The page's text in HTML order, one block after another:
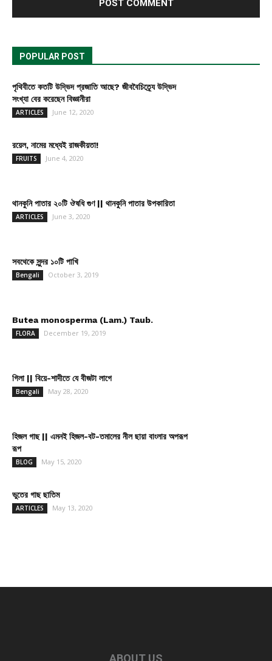
POPULAR POST
পৃথিবীতে কতটি উদ্ভিদ প্রজাতি আছে? জীববৈচিত্র্যে উদ্ভিদ
সংখ্যা বের করেছেন বিজ্ঞানীরা
ARTICLES June 12, 2020
রয়েল, নামের মধ্যেই রাজকীয়তা!
FRUITS June 4, 2020
থানকুনি পাতার ২০টি ঔষধি গুণ || থানকুনি পাতার উপকারিতা
ARTICLES June 3, 2020
সবথেকে সুন্দর ১০টি পাখি
Bengali October 3, 2019
Butea monosperma (Lam.) Taub.
FLORA December 19, 2019
গিলা || বিয়ে-শাদীতে যে বীজটা লাগে
Bengali May 28, 2020
হিজল গাছ || এমনই হিজল-বট-তমালের নীল ছায়া বাংলার অপরূপ
রূপ
BLOG May 15, 2020
ভুতের গাছ ছাতিম
ARTICLES May 13, 2020
ABOUT US